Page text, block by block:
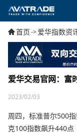
首页->爱华指数资
爱华交易官网：富
2023/02/03
周四，标准普尔500
克100指数飙升440